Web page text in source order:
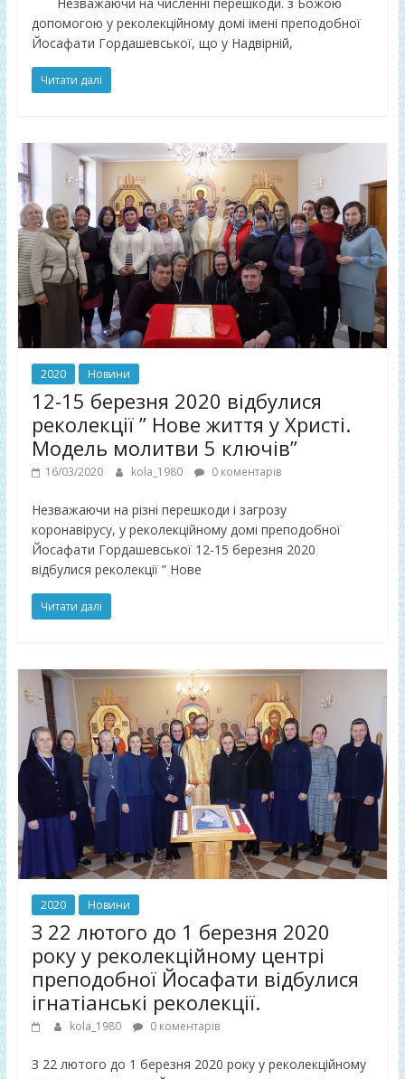
допомогою у реколекційному домі імені преподобної
Йосафати Гордашевської, що у Надвірній,
Читати далі
2020 Новини
12-15 березня 2020 відбулися
реколекції ” Нове життя у Христі.
Модель молитви 5 ключів”
16/03/2020 kola_1980 0 коментарів
Незважаючи на різні перешкоди і загрозу
коронавірусу, у реколекційному домі преподобної
Йосафати Гордашевської 12-15 березня 2020
відбулися реколекції ” Нове
Читати далі
2020 Новини
З 22 лютого до 1 березня 2020
року у реколекційному центрі
преподобної Йосафати відбулися
ігнатіанські реколекції.
kola_1980 0 коментарів
З 22 лютого до 1 березня 2020 року у реколекційному